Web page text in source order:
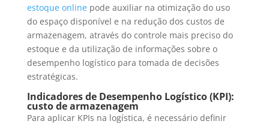
estoque onlinepode auxiliar na otimização do uso
do espaço disponível e na redução dos custos de
armazenagem, através do controle mais preciso do
estoque e da utilização de informações sobre o
desempenho logístico para tomada de decisões
estratégicas.
Indicadores de Desempenho Logístico (KPI):
custo de armazenagem
Para aplicar KPIs na logística, é necessário definir